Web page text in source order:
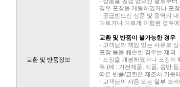
교환 및 반품정보
경우 포장을 개봉하였거나 포
- 공급받으신 상품 및 용역의
다르거나 다르게 이행된 경우
교환 및 반품이 불가능한 경우
- 고객님의 책임 있는 사유로
포장 등을 훼손한 경우는 제외
- 포장을 개봉하였거나 포장이
우 (예 : 가전제품, 식품, 음반
따른 반품/교환은 제조사 기준
- 고객님의 사용 또는 일부 소